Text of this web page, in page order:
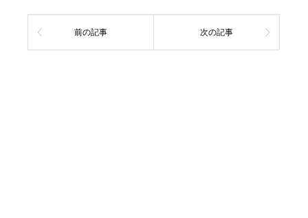
前の記事 次の記事